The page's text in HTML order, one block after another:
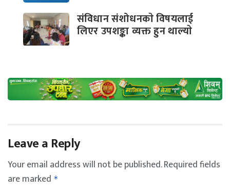
संविधान संशोधनकाे विषयलाई
लिएर उपशङ्का व्यक्त हुन थाल्याे
Leave a Reply
Your email address will not be published.Required fields
are marked *